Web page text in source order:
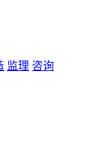
监理 咨询